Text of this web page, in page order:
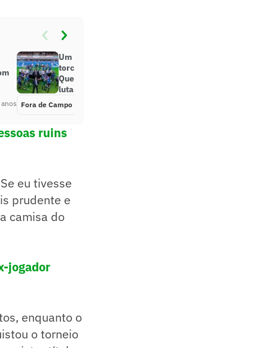
Um dia antes de briga entre
torcedores, jogadores do
Querétaro simularam ringue de
luta para foto
Fora de Campo
ruins
eu tivesse
prudente e
camisa do
jogador
enquanto o
o torneio